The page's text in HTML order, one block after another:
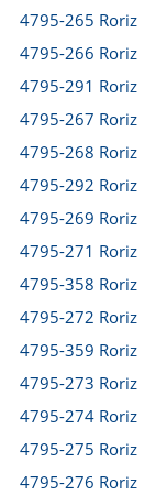
4795-265 Roriz
4795-266 Roriz
4795-291 Roriz
4795-267 Roriz
4795-268 Roriz
4795-292 Roriz
4795-269 Roriz
4795-271 Roriz
4795-358 Roriz
4795-272 Roriz
4795-359 Roriz
4795-273 Roriz
4795-274 Roriz
4795-275 Roriz
4795-276 Roriz